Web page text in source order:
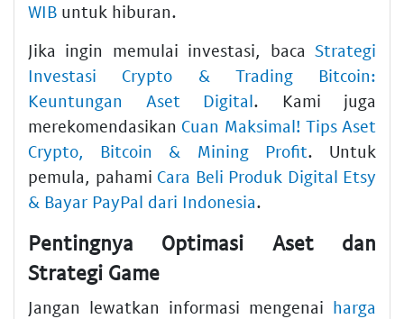
WIB untuk hiburan.
Jika ingin memulai investasi, baca Strategi
Investasi Crypto & Trading Bitcoin:
Keuntungan Aset Digital. Kami juga
merekomendasikan Cuan Maksimal! Tips Aset
Crypto, Bitcoin & Mining Profit. Untuk
pemula, pahami Cara Beli Produk Digital Etsy
& Bayar PayPal dari Indonesia.
Pentingnya Optimasi Aset dan
Strategi Game
Jangan lewatkan informasi mengenai harga